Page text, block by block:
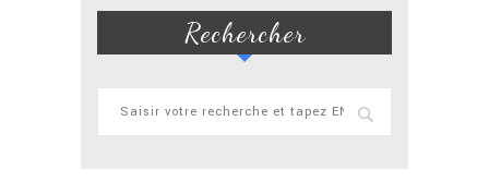
Rechercher